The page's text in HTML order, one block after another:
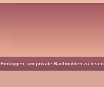
Einloggen, um private Nachrichten zu lesen